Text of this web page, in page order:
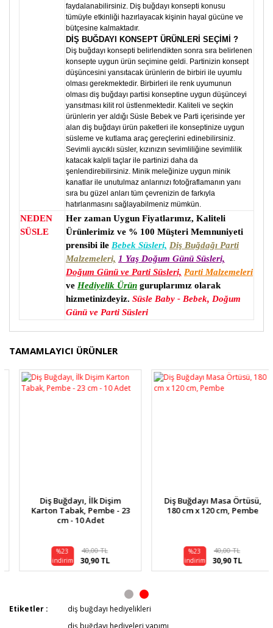
faydalanabilirsiniz. Diş buğdayı konsepti konusu
tümüyle etkinliği hazırlayacak kişinin hayal gücüne ve
bütçesine kalmaktadır.
DİŞ BUĞDAYI KONSEPT ÜRÜNLERİ SEÇİMİ ?
Diş buğdayı konsepti belirlendikten sonra sıra belirlenen
konsepte uygun ürün seçimine geldi. Partinizin konsept
düşüncesini yansıtacak ürünlerin de birbiri ile uyumlu
olması gerekmektedir. Birbirleri ile renk uyumunun
olması diş buğdayı partisi konseptine uygun düşünceyi
yansıtması kilit rol üstlenmektedir. Kaliteli ve seçkin
ürünlerin yer aldığı Süsle Bebek ve Parti içerisinde yer
alan diş buğdayı ürün paketleri ile konseptinize uygun
süsleme ve kutlama araç gereçlerini edinebilirsiniz.
Sevimli ayıcıklı süsler, kızınızın sevimliliğine sevimlilik
katacak kalpli taçlar ile partinizi daha da
şenlendirebilirsiniz. Minik meleğinize uygun minik
kanatlar ile unutulmaz anlarınızı fotoğraflamanın yanı
sıra bu güzel anları tüm çevrenizin de farkıyla
hatırlanmasını sağlayabilmeniz mümkün.
NEDEN
SÜSLE
Her zaman Uygun Fiyatlarımız, Kaliteli
Ürünlerimiz ve % 100 Müşteri Memnuniyeti
prensibi ile Bebek Süsleri, Diş Buğdağı Parti
Malzemeleri, 1 Yaş Doğum Günü Süsleri,
Doğum Günü ve Parti Süsleri, Parti Malzemeleri
ve Hediyelik Ürün guruplarımız olarak
hizmetinizdeyiz. Süsle Baby - Bebek, Doğum
Günü ve Parti Süsleri
Bu ürünün fiyat bilgisi, resim, ürün açıklamalarında ve
diğer konularda yetersiz gördüğünüz noktaları öneri
formunu kullanarak tarafımıza iletebilirsiniz.
Görüş ve önerileriniz için teşekkür ederiz.
TAMAMLAYICI ÜRÜNLER
Diş Buğdayı, İlk Dişim
Karton Tabak, Pembe - 23
cm - 10 Adet
%23
indirim
40,00 TL
30,90 TL
Diş Buğdayı Masa Örtüsü,
180 cm x 120 cm, Pembe
%23
indirim
40,00 TL
30,90 TL
Etiketler :
diş buğdayı hediyelikleri
diş buğdayı hediyeleri yapımı